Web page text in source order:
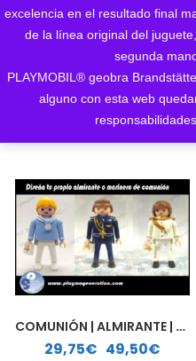
excelencia en el resultado final
de la línea original del
segunda
PLAYMOBIL® geobra
alguno con esta web
Mostrando
COMUNIÓN | ALMIRANTE | MARINERO | PLAYMOBIL PERSONALIZADO
29,75€ 49,50€
Rango de precios: desde 29,75€ hasta 49,50€